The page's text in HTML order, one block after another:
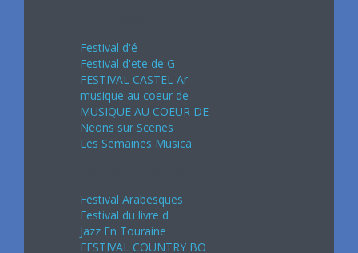
Festival d'é
Festival d'ete de G
FESTIVAL CASTEL Ar
musique au coeur de
MUSIQUE AU COEUR DE
Neons sur Scenes
Les Semaines Musica
Festival Arabesques
Festival du livre d
Jazz En Touraine
FESTIVAL COUNTRY BO